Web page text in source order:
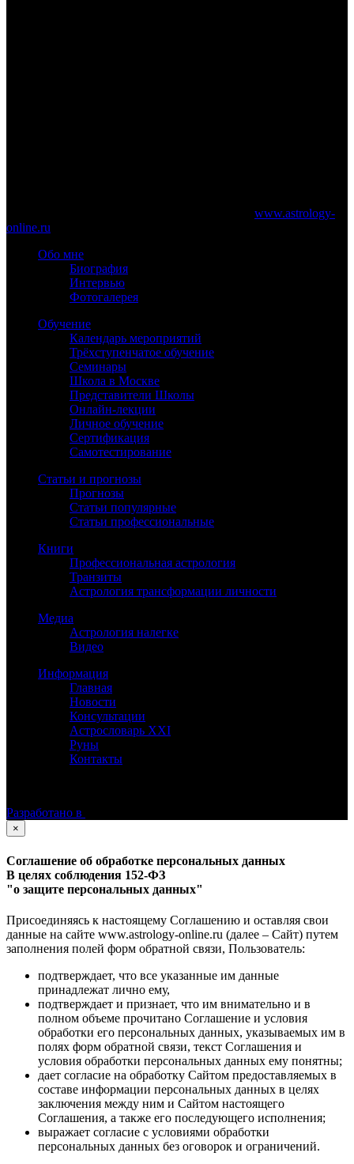
www.astrology-
online.ru
Обо мне
Биография
Интервью
Фотогалерея
Обучение
Календарь мероприятий
Трёхступенчатое обучение
Семинары
Школа в Москве
Представители Школы
Онлайн-лекции
Личное обучение
Сертификация
Самотестирование
Статьи и прогнозы
Прогнозы
Статьи популярные
Статьи профессиональные
Книги
Профессиональная астрология
Транзиты
Астрология трансформации личности
Медиа
Астрология налегке
Видео
Информация
Главная
Новости
Консультации
Астрословарь XXI
Руны
Контакты
Разработано в
×
Соглашение об обработке персональных данных
В целях соблюдения 152-ФЗ
"о защите персональных данных"
Присоединяясь к настоящему Соглашению и оставляя свои
данные на сайте www.astrology-online.ru (далее – Сайт) путем
заполнения полей форм обратной связи, Пользователь:
подтверждает, что все указанные им данные
принадлежат лично ему,
подтверждает и признает, что им внимательно и в
полном объеме прочитано Соглашение и условия
обработки его персональных данных, указываемых им в
полях форм обратной связи, текст Соглашения и
условия обработки персональных данных ему понятны;
дает согласие на обработку Сайтом предоставляемых в
составе информации персональных данных в целях
заключения между ним и Сайтом настоящего
Соглашения, а также его последующего исполнения;
выражает согласие с условиями обработки
персональных данных без оговорок и ограничений.